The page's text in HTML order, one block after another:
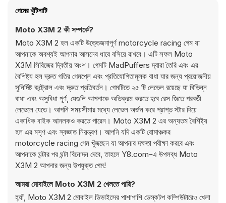
গেমের খুঁটিনাটি
Moto X3M 2 কী সম্পর্কে?
Moto X3M 2 হল একটি উত্তেজনাপূর্ণ motorcycle racing গেম যা
আপনাকে অবশ্যই আপনার আসনের ধারে বসিয়ে রাখবে। এটি সফল Moto
X3M সিরিজের দ্বিতীয় অংশ। গেমটি MadPuffers দ্বারা তৈরি এবং এর
বৈশিষ্ট্য হল দ্রুত গতির গেমপ্লে এবং প্রতিযোগিতামূলক বাধা যার জন্য প্রয়োজনীয়
সুনির্দিষ্ট কন্ট্রোল এবং দ্রুত প্রতিবর্তন। গেমটিতে ২৫ টি লেভেল রয়েছে যা বিভিন্ন
বাধা এবং অসুবিধা পূর্ণ, যেগুলি আপনাকে অতিক্রম করতে হবে রেস জিতে পরবর্তী
লেভেলে যেতে। আপনি সময়সীমার মধ্যে লেভেল অর্জন করে প্রাপ্ত স্টার দিয়ে
একাধিক বাইক আনলকও করতে পারেন। Moto X3M 2 এর অন্যতম বৈশিষ্ট্য
হল এর মসৃণ এবং স্বজ্ঞাত নিয়ন্ত্রণ। আপনি যদি একটি রোমাঞ্চকর
motorcycle racing গেম খুঁজছেন যা আপনার দক্ষতা পরীক্ষা করবে এবং
আপনাকে ঘন্টার পর ঘন্টা বিনোদন দেবে, তাহলে Y8.com-এ উপলব্ধ Moto
X3M 2 আপনার জন্য উপযুক্ত গেম!
আমরা মোবাইলে Moto X3M 2 খেলতে পারি?
হ্যাঁ, Moto X3M 2 মোবাইল ডিভাইসের পাশাপাশি ডেস্কটপ কম্পিউটারেও খেলা